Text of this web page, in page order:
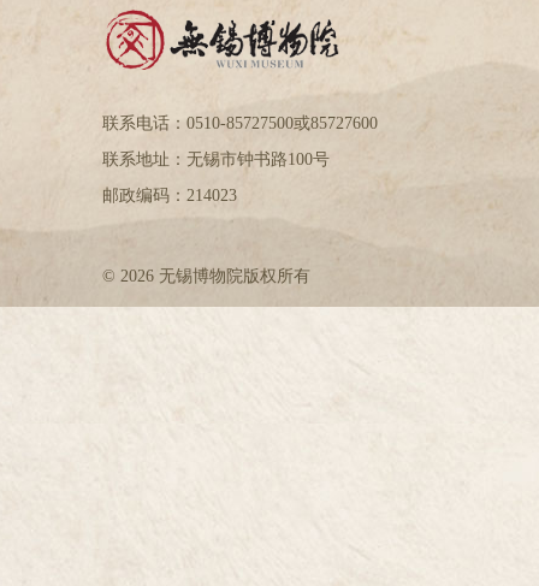
联系电话：0510-85727500或85727600
联系地址：无锡市钟书路100号
邮政编码：214023
© 2026 无锡博物院版权所有